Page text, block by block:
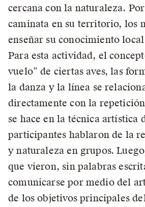
cercana con la naturaleza.
caminata en su territorio, los
enseñar su conocimiento
Para esta actividad, el
vuelo” de ciertas aves, las
la danza y la línea se
directamente con la
se hace en la técnica artística
participantes hablaron de la
y naturaleza en grupos.
que vieron, sin palabras
comunicarse por medio del
de los objetivos principales